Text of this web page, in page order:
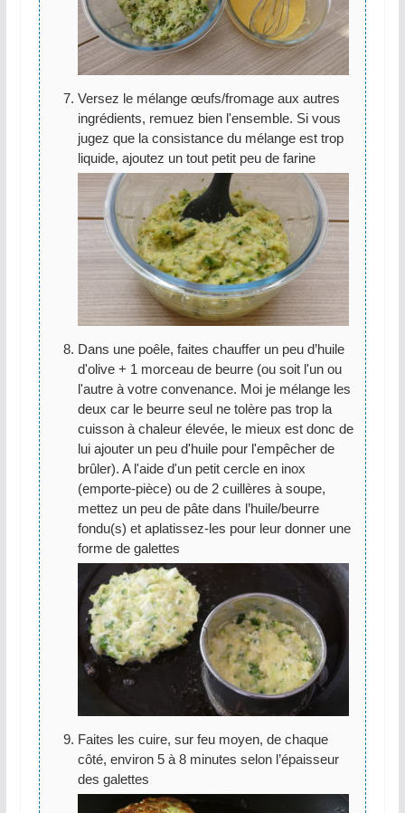
Versez le mélange œufs/fromage aux autres
ingrédients, remuez bien l'ensemble. Si vous
jugez que la consistance du mélange est trop
liquide, ajoutez un tout petit peu de farine
Dans une poêle, faites chauffer un peu d’huile
d'olive + 1 morceau de beurre (ou soit l'un ou
l'autre à votre convenance. Moi je mélange les
deux car le beurre seul ne tolère pas trop la
cuisson à chaleur élevée, le mieux est donc de
lui ajouter un peu d'huile pour l'empêcher de
brûler). A l'aide d'un petit cercle en inox
(emporte-pièce) ou de 2 cuillères à soupe,
mettez un peu de pâte dans l’huile/beurre
fondu(s) et aplatissez-les pour leur donner une
forme de galettes
Faites les cuire, sur feu moyen, de chaque
côté, environ 5 à 8 minutes selon l’épaisseur
des galettes